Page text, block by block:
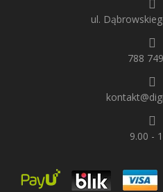
ul.
788
9.00 -